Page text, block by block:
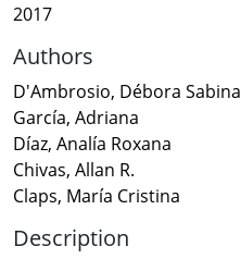
2017
Authors
D'Ambrosio, Débora Sabina
García, Adriana
Díaz, Analía Roxana
Chivas, Allan R.
Claps, María Cristina
Description